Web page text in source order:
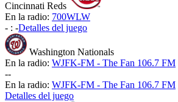
Cincinnati Reds
En la radio: 700WLW
- : -Detalles del juego
Washington Nationals
En la radio: WJFK-FM - The Fan 106.7 FM
--
En la radio: WJFK-FM - The Fan 106.7 FM
Detalles del juego